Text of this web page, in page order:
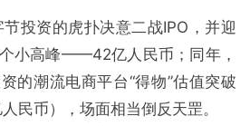
投资的虎扑决意二战IPO，并迎
小高峰——42亿人民币；同年，
的潮流电商平台“得物”估值突破
民币），场面相当倒反天罡。